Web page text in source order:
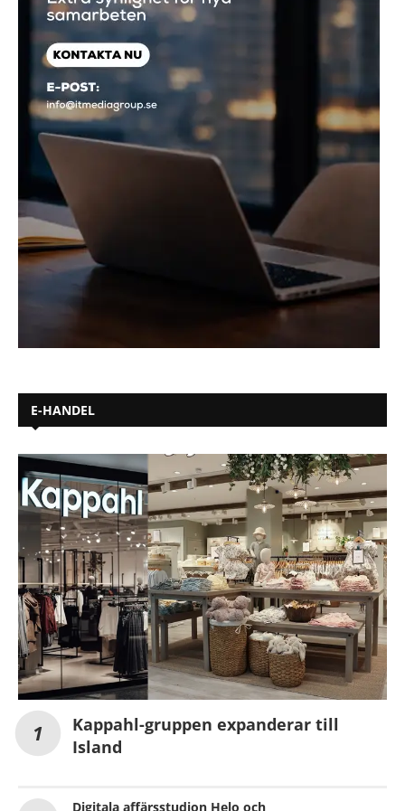
E-HANDEL
Kappahl-gruppen expanderar till
Island
Digitala affärsstudion Helo och